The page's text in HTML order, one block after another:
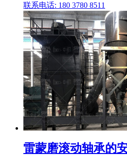
联系电话: 180 3780 8511
雷蒙磨滚动轴承的